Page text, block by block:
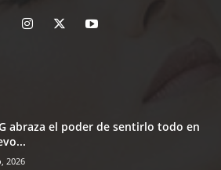
abraza el poder de sentirlo todo en
2026